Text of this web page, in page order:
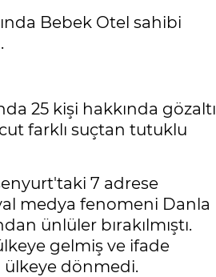
Bebek Otel sahibi
25 kişi hakkında gözaltı
farklı suçtan tutuklu
7 adrese
medya fenomeni Danla
ünlüler bırakılmıştı.
gelmiş ve ifade
ülkeye dönmedi.